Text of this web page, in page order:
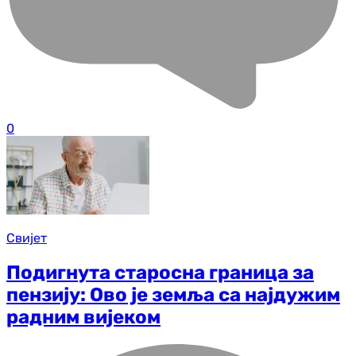
0
Свијет
Подигнута старосна граница за
пензију: Ово је земља са најдужим
радним вијеком